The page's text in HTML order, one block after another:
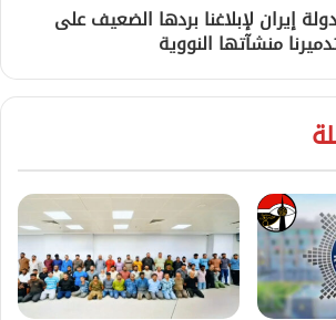
إيران لإبلاغنا بردها الضعيف على
منشآتها النووية